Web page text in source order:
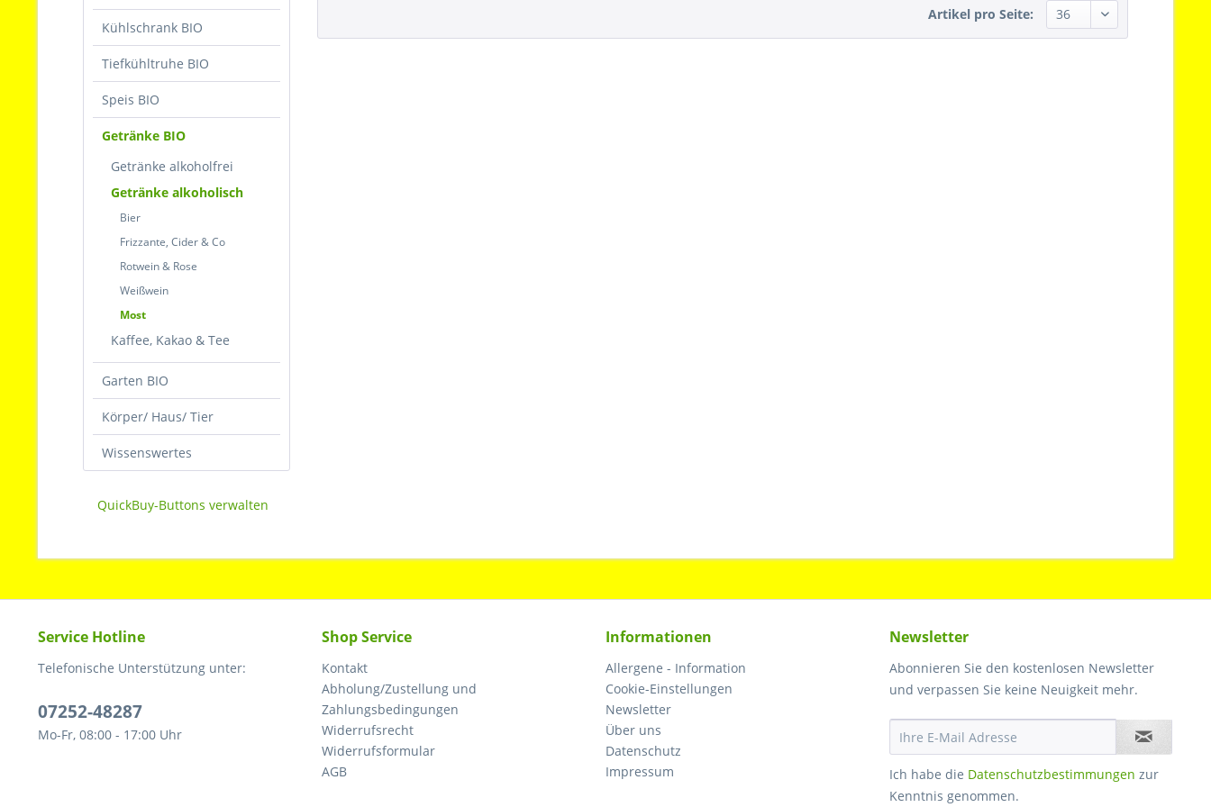
Kühlschrank BIO
Tiefkühltruhe BIO
Speis BIO
Getränke BIO
Getränke alkoholfrei
Getränke alkoholisch
Bier
Frizzante, Cider & Co
Rotwein & Rose
Weißwein
Most
Kaffee, Kakao & Tee
Garten BIO
Körper/ Haus/ Tier
Wissenswertes
QuickBuy-Buttons verwalten
Artikel pro Seite:
Service Hotline
Telefonische Unterstützung unter:
07252-48287
Mo-Fr, 08:00 - 17:00 Uhr
Shop Service
Kontakt
Abholung/Zustellung und
Zahlungsbedingungen
Widerrufsrecht
Widerrufsformular
AGB
Informationen
Allergene - Information
Cookie-Einstellungen
Newsletter
Über uns
Datenschutz
Impressum
Newsletter
Abonnieren Sie den kostenlosen Newsletter
und verpassen Sie keine Neuigkeit mehr.
Ich habe die Datenschutzbestimmungen zur
Kenntnis genommen.